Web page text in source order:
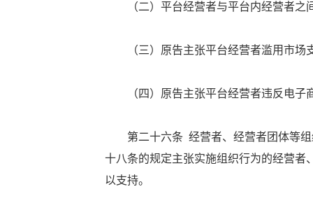
（二）平台经营者与平台内经营者之间
（三）原告主张平台经营者滥用市场支
（四）原告主张平台经营者违反电子
第二十六条 经营者、经营者团体等组
十八条的规定主张实施组织行为的经营者
以支持。